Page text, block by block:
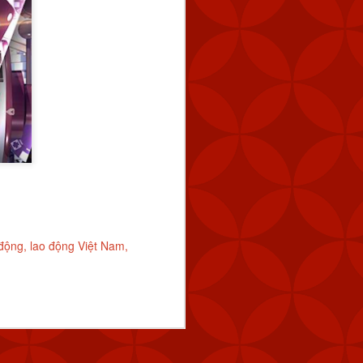
lao động Việt Nam
tín